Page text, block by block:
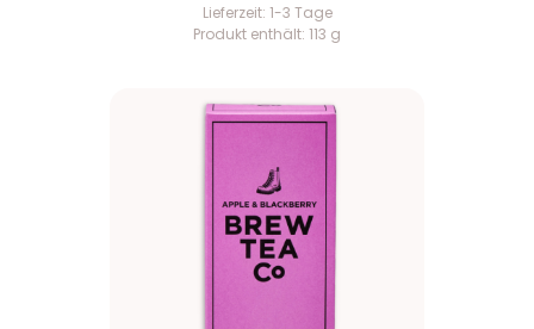
Lieferzeit: 1-3 Tage
Produkt enthält: 113 g